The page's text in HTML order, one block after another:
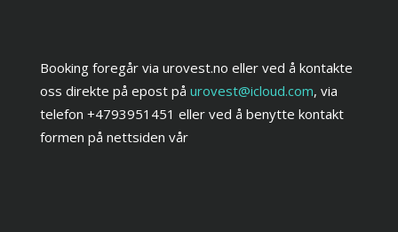
Booking foregår via urovest.no eller ved å kontakte
oss direkte på epost på urovest@icloud.com, via
telefon +4793951451 eller ved å benytte kontakt
formen på nettsiden vår